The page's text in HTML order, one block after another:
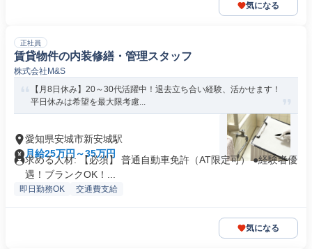
気になる
正社員
賃貸物件の内装修繕・管理スタッフ
株式会社M&S
【月8日休み】20～30代活躍中！退去立ち合い経験、活かせます！
平日休みは希望を最大限考慮...
愛知県安城市新安城駅
月給25万円～35万円
求める人材: 【必須】 普通自動車免許（AT限定可） ●経験者優
遇！ブランクOK！...
即日勤務OK 交通費支給
気になる